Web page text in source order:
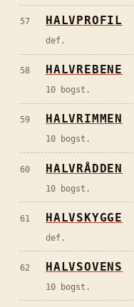
57 HALVPROFIL
def.
58 HALVREBENE
10 bogst.
59 HALVRIMMEN
10 bogst.
60 HALVRÅDDEN
10 bogst.
61 HALVSKYGGE
def.
62 HALVSOVENS
10 bogst.